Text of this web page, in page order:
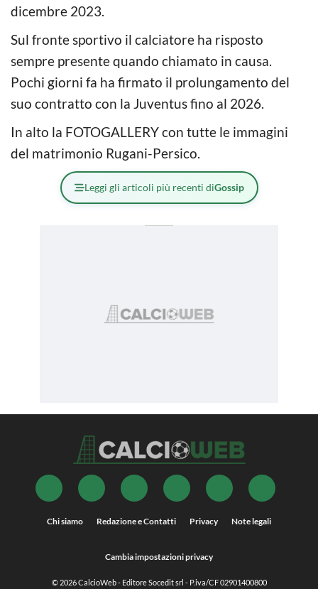
dicembre 2023.
Sul fronte sportivo il calciatore ha risposto
sempre presente quando chiamato in causa.
Pochi giorni fa ha firmato il prolungamento del
suo contratto con la Juventus fino al 2026.
In alto la FOTOGALLERY con tutte le immagini
del matrimonio Rugani-Persico.
Leggi gli articoli più recenti diGossip
Chi siamo Redazione e Contatti Privacy Note legali
Cambia impostazioni privacy
© 2026CalcioWeb- Editore Socedit srl - P.iva/CF 02901400800